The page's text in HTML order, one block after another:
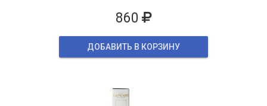
860
ДОБАВИТЬ В КОРЗИНУ